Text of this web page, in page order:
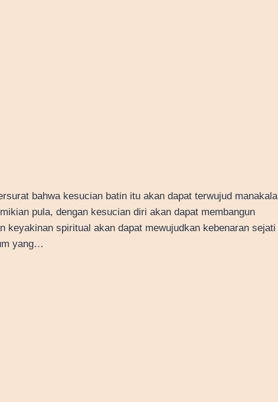
bahwa kesucian batin itu akan dapat terwujud manakala
pula, dengan kesucian diri akan dapat membangun
keyakinan spiritual akan dapat mewujudkan kebenaran sejati
yang…